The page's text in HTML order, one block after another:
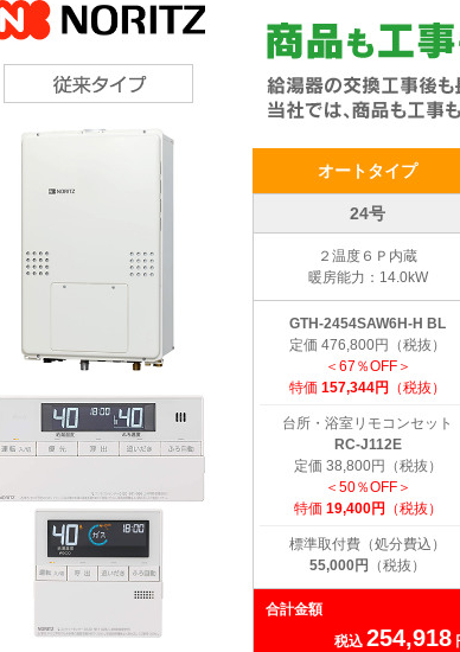
オートタイプ
24号
２温度６Ｐ内蔵
暖房能力：14.0kW
GTH-2454SAW6H-H BL
定価 476,800円（税抜）
＜67％OFF＞
特価 157,344円 （税抜）
台所・浴室リモコンセット
RC-J112E
定価 38,800円（税抜）
＜50％OFF＞
特価 19,400円 （税抜）
標準取付費（処分費込）
55,000円
（税抜）
合計金額
税込 254,918